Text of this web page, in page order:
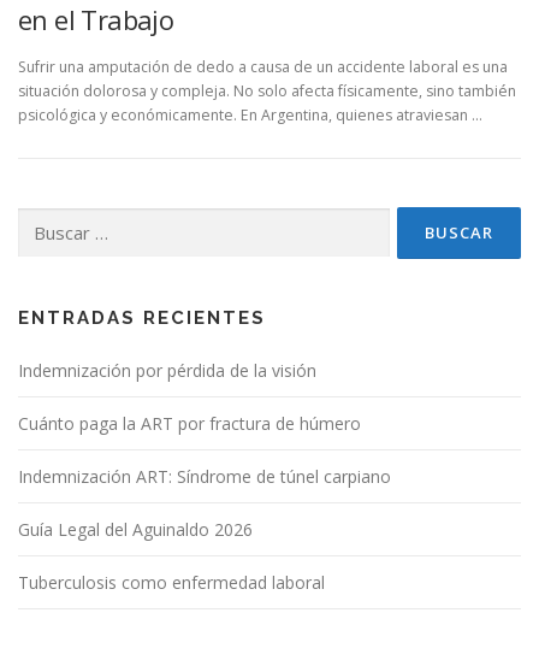
en el Trabajo
Sufrir una amputación de dedo a causa de un accidente laboral es una
situación dolorosa y compleja. No solo afecta físicamente, sino también
psicológica y económicamente. En Argentina, quienes atraviesan …
ENTRADAS RECIENTES
Indemnización por pérdida de la visión
Cuánto paga la ART por fractura de húmero
Indemnización ART: Síndrome de túnel carpiano
Guía Legal del Aguinaldo 2026
Tuberculosis como enfermedad laboral